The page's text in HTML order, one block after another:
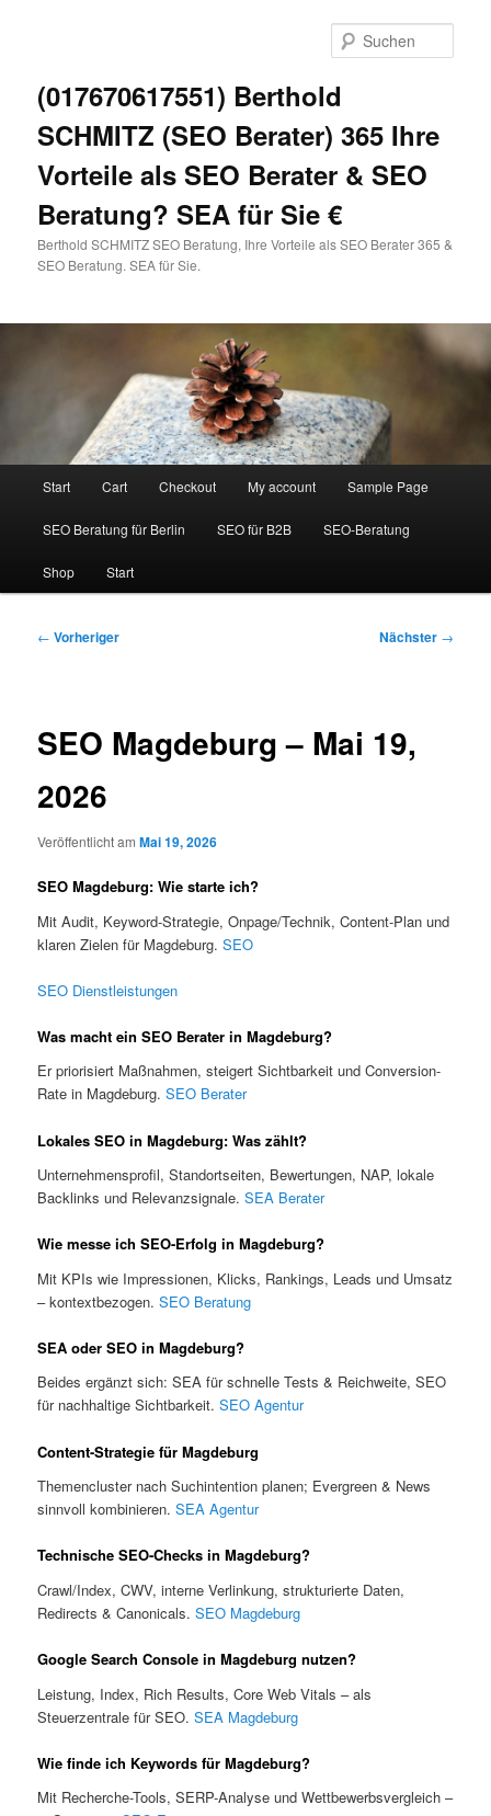
(017670617551) Berthold
SCHMITZ (SEO Berater) 365 Ihre
Vorteile als SEO Berater & SEO
Beratung? SEA für Sie €
Berthold SCHMITZ SEO Beratung, Ihre Vorteile als SEO Berater 365 &
SEO Beratung. SEA für Sie.
Start Cart Checkout My account Sample Page
SEO Beratung für Berlin SEO für B2B SEO-Beratung
Shop Start
Beitragsnavigation
← Vorheriger Nächster →
SEO Magdeburg – Mai 19,
2026
Veröffentlicht amMai 19, 2026
SEO Magdeburg: Wie starte ich?
Mit Audit, Keyword-Strategie, Onpage/Technik, Content-Plan und
klaren Zielen für Magdeburg.SEO
SEO Dienstleistungen
Was macht ein SEO Berater in Magdeburg?
Er priorisiert Maßnahmen, steigert Sichtbarkeit und Conversion-
Rate in Magdeburg.SEO Berater
Lokales SEO in Magdeburg: Was zählt?
Unternehmensprofil, Standortseiten, Bewertungen, NAP, lokale
Backlinks und Relevanzsignale.SEA Berater
Wie messe ich SEO-Erfolg in Magdeburg?
Mit KPIs wie Impressionen, Klicks, Rankings, Leads und Umsatz
– kontextbezogen.SEO Beratung
SEA oder SEO in Magdeburg?
Beides ergänzt sich: SEA für schnelle Tests & Reichweite, SEO
für nachhaltige Sichtbarkeit.SEO Agentur
Content-Strategie für Magdeburg
Themencluster nach Suchintention planen; Evergreen & News
sinnvoll kombinieren.SEA Agentur
Technische SEO-Checks in Magdeburg?
Crawl/Index, CWV, interne Verlinkung, strukturierte Daten,
Redirects & Canonicals.SEO Magdeburg
Google Search Console in Magdeburg nutzen?
Leistung, Index, Rich Results, Core Web Vitals – als
Steuerzentrale für SEO.SEA Magdeburg
Wie finde ich Keywords für Magdeburg?
Mit Recherche-Tools, SERP-Analyse und Wettbewerbsvergleich –